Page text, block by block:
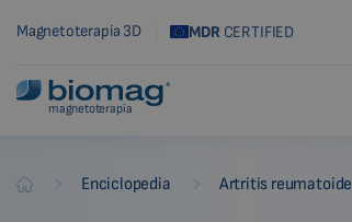
Magnetoterapia 3D MDRCERTIFIED
magnetoterapia
Biomag Enciclopedia Artritis reumatoide